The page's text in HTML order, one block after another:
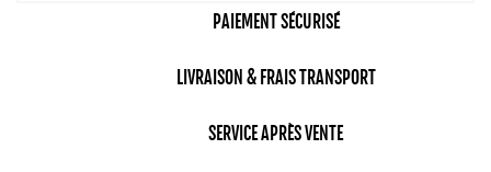
PAIEMENT SÉCURISÉ
LIVRAISON & FRAIS TRANSPORT
SERVICE APRÈS VENTE